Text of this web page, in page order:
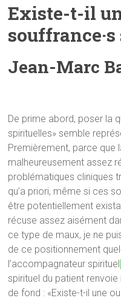
Existe-t-il
Jean-Marc
De prime abord, poser la
spirituelles» semble
Premièrement, parce que
malheureusement assez
problématiques cliniques
qu’a priori, même si ces
être potentiellement
récuse assez aisément
ce type de maux, je ne
de ce positionnement
l’accompagnateur spirituel
spirituel du patient
de fond : «Existe-t-il une